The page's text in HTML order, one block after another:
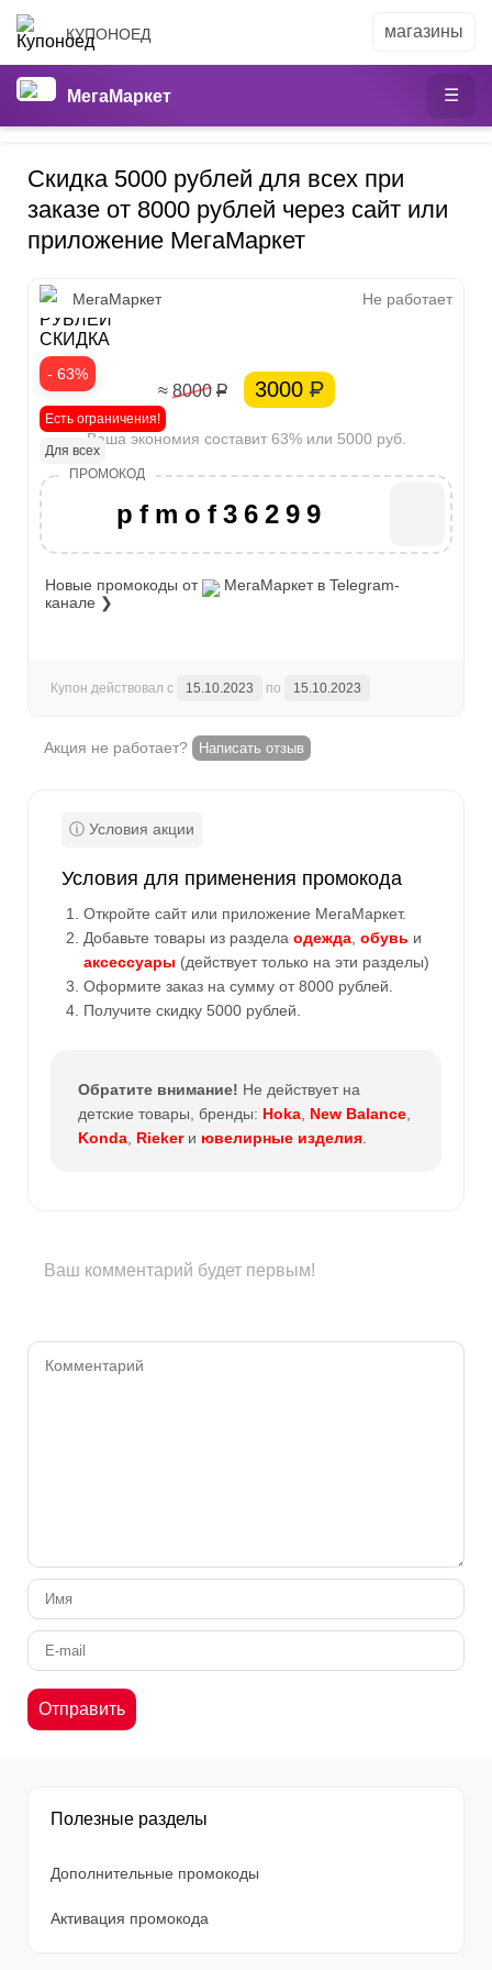
КУПОНОЕД
МегаМаркет
Скидка 5000 рублей для всех при
заказе от 8000 рублей через сайт или
приложение МегаМаркет
- 63%
5000
РУБЛЕЙ
СКИДКА
МегаМаркет Не работает
≈ 8000 Р 3000 Р
Ваша экономия составит 63% или 5000 руб.
pfmof36299
Новые промокоды от МегаМаркетв Telegram-
канале ❯
Есть ограничения!
Для всех
Купон действовал с 15.10.2023 по 15.10.2023
Акция не работает? Написать отзыв
Условия для применения промокода
Откройте сайт или приложение МегаМаркет.
Добавьте товары из раздела одежда обувь и
аксессуары (действует только на эти разделы)
Оформите заказ на сумму от 8000 рублей.
Получите скидку 5000 рублей.
Обратите внимание! Не действует на
детские товары, бренды: Hoka New Balance
Konda Riekerи ювелирные изделия
Ваш комментарий будет первым!
Полезные разделы
Дополнительные промокоды
Активация промокода